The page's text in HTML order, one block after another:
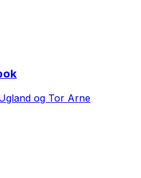
og Tor Arne